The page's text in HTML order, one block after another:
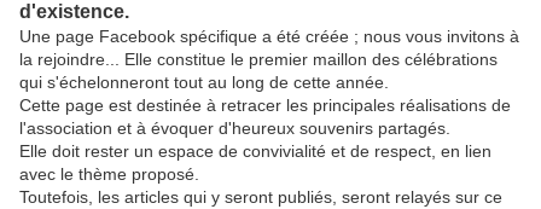
d'existence.
Une page Facebook spécifique a été créée ; nous vous invitons à
la rejoindre... Elle constitue le premier maillon des célébrations
qui s'échelonneront tout au long de cette année.
Cette page est destinée à retracer les principales réalisations de
l'association et à évoquer d'heureux souvenirs partagés.
Elle doit rester un espace de convivialité et de respect, en lien
avec le thème proposé.
Toutefois, les articles qui y seront publiés, seront relayés sur ce